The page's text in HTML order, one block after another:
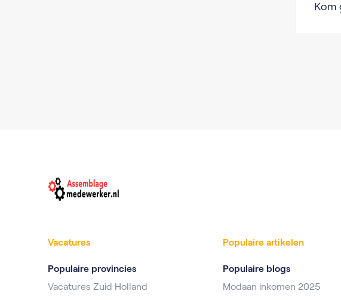
Kom
Vacatures
Populaire provincies
Vacatures Zuid Holland
Populaire artikelen
Populaire blogs
Modaan inkomen 2025